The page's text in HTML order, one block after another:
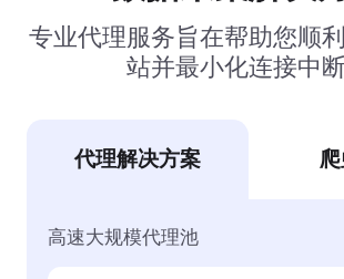
专业代理服务旨在帮助您顺
站并最小化连接中断
代理解决方案
高速大规模代理池